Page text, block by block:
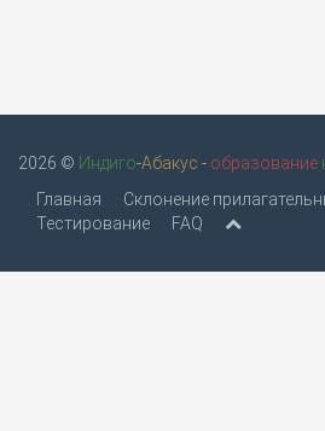
2026 © Индиго-Абакус - образование
Главная
Склонение
Тестирование
FAQ